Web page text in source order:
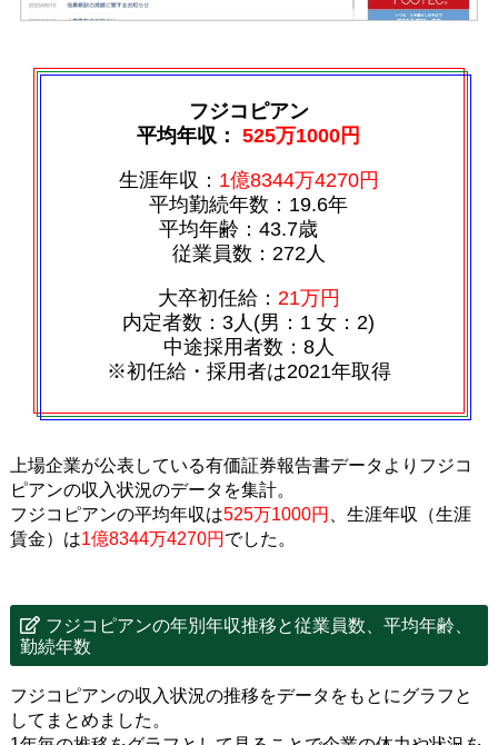
フジコピアン
平均年収：525万1000円
生涯年収： 1億8344万4270円
平均勤続年数：19.6年
平均年齢：43.7歳
従業員数：272人
大卒初任給： 21万円
内定者数：3人(男：1 女：2)
中途採用者数：8人
※初任給・採用者は2021年取得
上場企業が公表している有価証券報告書データよりフジコ
ピアンの収入状況のデータを集計。
フジコピアンの平均年収は525万1000円
、生涯年収（生涯
賃金）は1億8344万4270円 でした。
フジコピアンの年別年収推移と従業員数、平均年齢、
勤続年数
フジコピアンの収入状況の推移をデータをもとにグラフと
してまとめました。